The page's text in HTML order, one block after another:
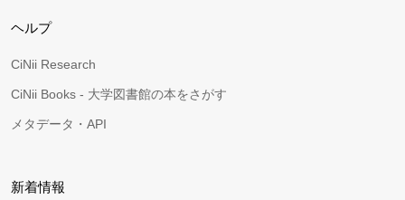
ヘルプ
CiNii Research
CiNii Books - 大学図書館の本をさがす
メタデータ・API
新着情報